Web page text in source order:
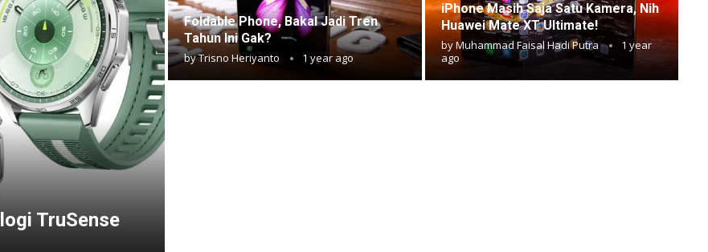
TruSense
⁠⁠Foldable Phone, Bakal Jadi Tren
Tahun Ini Gak?
byTrisno Heriyanto 1 year ago
iPhone Masih Saja Satu Kamera, Nih
Huawei Mate XT Ultimate!
byMuhammad Faisal Hadi Putra
1 year
ago